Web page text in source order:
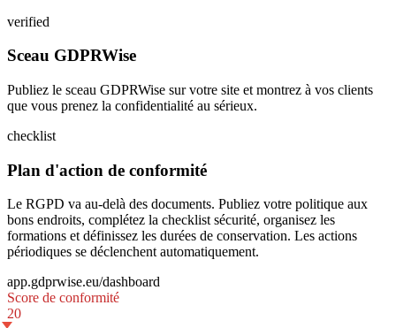
verified
Sceau GDPRWise
Publiez le sceau GDPRWise sur votre site et montrez à vos clients
que vous prenez la confidentialité au sérieux.
checklist
Plan d'action de conformité
Le RGPD va au-delà des documents. Publiez votre politique aux
bons endroits, complétez la checklist sécurité, organisez les
formations et définissez les durées de conservation. Les actions
périodiques se déclenchent automatiquement.
app.gdprwise.eu/dashboard
Score de conformité
20